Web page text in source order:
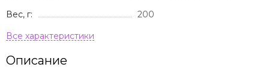
Вес, г:
200
Описание